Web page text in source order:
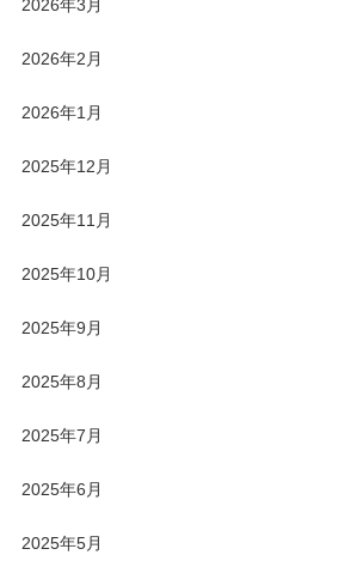
2026年3月
2026年2月
2026年1月
2025年12月
2025年11月
2025年10月
2025年9月
2025年8月
2025年7月
2025年6月
2025年5月